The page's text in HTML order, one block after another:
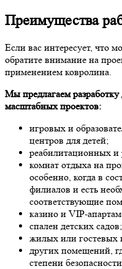
Преимущества
Если вас интересует, что
обратите внимание на
применением ковролина.
Мы предлагаем
масштабных проектов:
игровых и
центров для детей;
реабилитационных и
комнат отдыха на
особенно, когда в
филиалов и есть
соответствующие
казино и VIP-
спален детских садов;
жилых или гостевых
других помещений,
степени